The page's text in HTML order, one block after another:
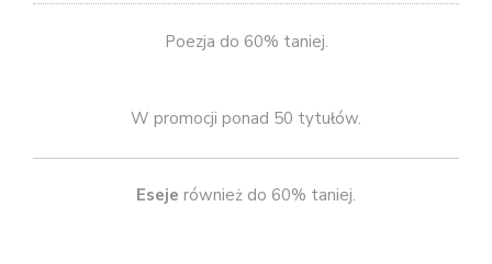
Poezja do 60% taniej.
W promocji ponad 50 tytułów.
Eseje również do 60% taniej.